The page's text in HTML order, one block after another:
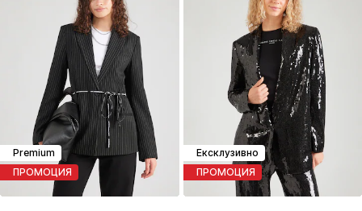
Premium
ПРОМОЦИЯ
Ексклузивно
ПРОМОЦИЯ